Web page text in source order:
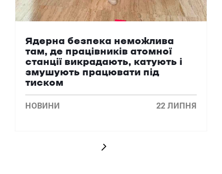
Ядерна безпека неможлива
там, де працівників атомної
станції викрадають, катують і
змушують працювати під
тиском
НОВИНИ 22 ЛИПНЯ